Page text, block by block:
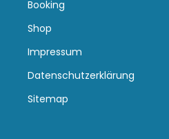
Booking
Shop
Impressum
Datenschutzerklärung
Sitemap